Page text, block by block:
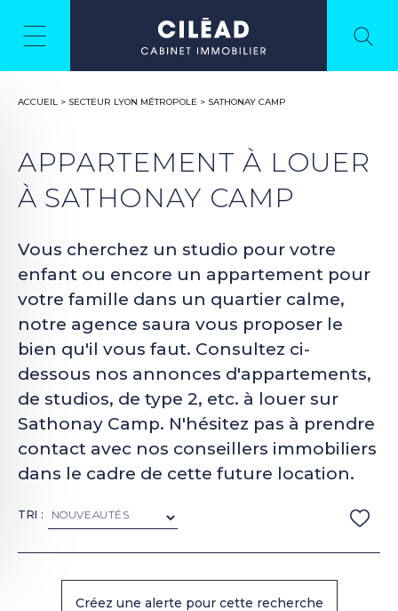
ACCUEIL > SECTEUR LYON MÉTROPOLE > SATHONAY CAMP
APPARTEMENT À LOUER
À SATHONAY CAMP
Vous cherchez un studio pour votre
enfant ou encore un appartement pour
votre famille dans un quartier calme,
notre agence saura vous proposer le
bien qu'il vous faut. Consultez ci-
dessous nos annonces d'appartements,
de studios, de type 2, etc. à louer sur
Sathonay Camp. N'hésitez pas à prendre
contact avec nos conseillers immobiliers
dans le cadre de cette future location.
TRI :